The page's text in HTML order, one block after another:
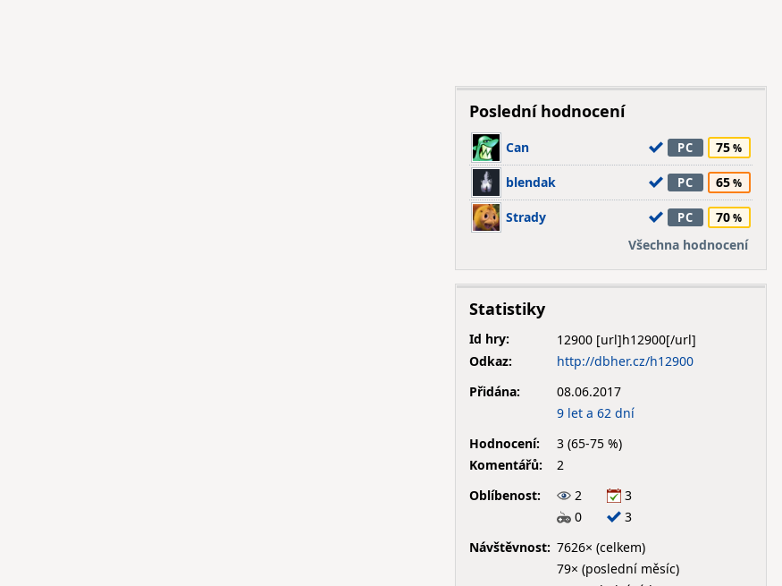
Poslední hodnocení
Can PC 75
blendak PC 65
Strady PC
70
Všechna hodnocení
Statistiky
Id hry:
12900
Odkaz:
http://dbher.cz/h12900
Přidána:
08.06.2017
9 let a 62 dní
Hodnocení:
3 (65-75 %)
Komentářů:
2
Oblíbenost:
2
3
0
3
Návštěvnost: 7626× (celkem)
79× (poslední měsíc)